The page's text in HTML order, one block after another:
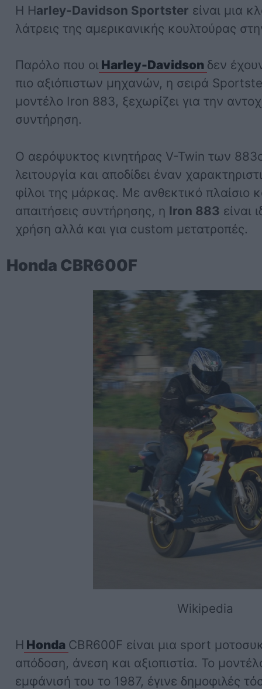
Η Harley-Davidson Sportster είναι μια
λάτρεις της αμερικανικής κουλτούρας
Παρόλο που οι Harley-Davidson δεν
πιο αξιόπιστων μηχανών, η σειρά
μοντέλο Iron 883, ξεχωρίζει για την
συντήρηση.
Ο αερόψυκτος κινητήρας V-Twin των
λειτουργία και αποδίδει έναν
φίλοι της μάρκας. Με ανθεκτικό πλαίσιο
απαιτήσεις συντήρησης, η Iron 883 είναι
χρήση αλλά και για custom μετατροπές.
Honda CBR600F
Wikipedia
Η Honda CBR600F είναι μια sport
απόδοση, άνεση και αξιοπιστία. Το
εμφάνισή του το 1987, έγινε δημοφιλές